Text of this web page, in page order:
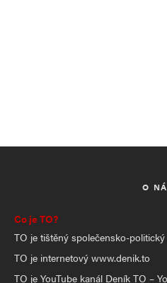
O
Co je TO?
TO je tištěný společensko-
TO je internetový www.denik.to
TO je YouTube kanál Deník TO –